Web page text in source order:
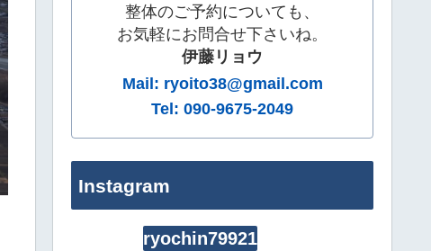
整体のご予約についても、
お気軽にお問合せ下さいね。
伊藤リョウ
Mail: ryoito38@gmail.com
Tel: 090-9675-2049
Instagram
ryochin79921